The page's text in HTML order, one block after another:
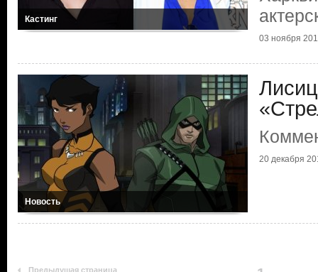
Кастинг
03 ноября
Новость
20 декабря
Предыдущая страница